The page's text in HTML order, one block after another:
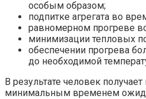
особым образом;
подпитке агрегата во
равномерном прогреве
минимизации тепловых
обеспечении прогрева
до необходимой
В результате человек
минимальным временем